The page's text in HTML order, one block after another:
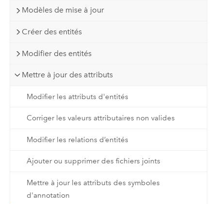
Modèles de mise à jour
Créer des entités
Modifier des entités
Mettre à jour des attributs
Modifier les attributs d'entités
Corriger les valeurs attributaires non valides
Modifier les relations d’entités
Ajouter ou supprimer des fichiers joints
Mettre à jour les attributs des symboles
d'annotation